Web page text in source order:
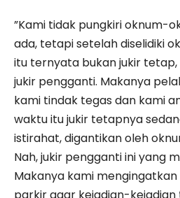
”Kami tidak pungkiri oknum-
ada, tetapi setelah diselidiki
itu ternyata bukan jukir
jukir pengganti. Makanya
kami tindak tegas dan kami
waktu itu jukir tetapnya
istirahat, digantikan oleh
Nah, jukir pengganti ini yang
Makanya kami
parkir agar kejadian-